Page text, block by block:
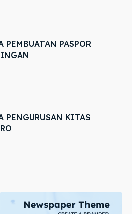
PEMBUATAN PASPOR
PENGURUSAN KITAS